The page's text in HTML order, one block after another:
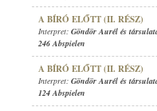
A BÍRÓ ELŐTT (II. RÉSZ)
Interpret: Göndör Aurél és
246 Abspielen
A BÍRÓ ELŐTT (II. RÉSZ)
Interpret: Göndör Aurél és
124 Abspielen